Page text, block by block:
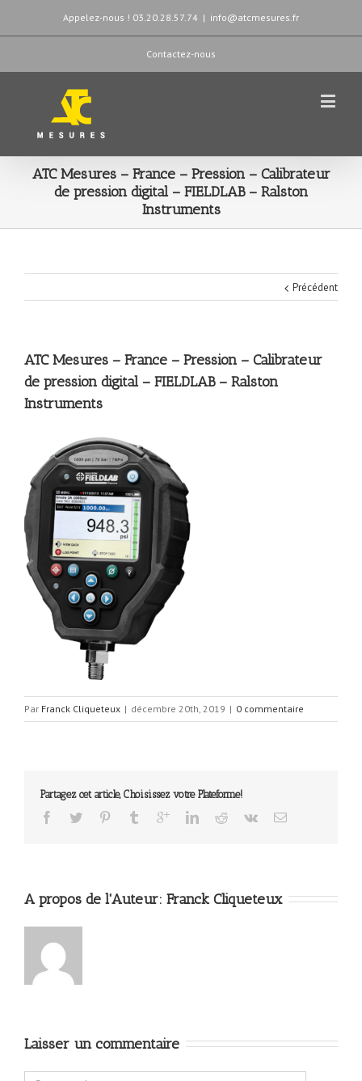
Appelez-nous ! 03.20.28.57.74 | info@atcmesures.fr
Contactez-nous
ATC Mesures – France – Pression – Calibrateur
de pression digital – FIELDLAB – Ralston
Instruments
Précédent
ATC Mesures – France – Pression – Calibrateur
de pression digital – FIELDLAB – Ralston
Instruments
Par Franck Cliqueteux | décembre 20th, 2019 | 0 commentaire
Partagez cet article, Choisissez votre Plateforme!
A propos de l'Auteur: Franck Cliqueteux
Laisser un commentaire